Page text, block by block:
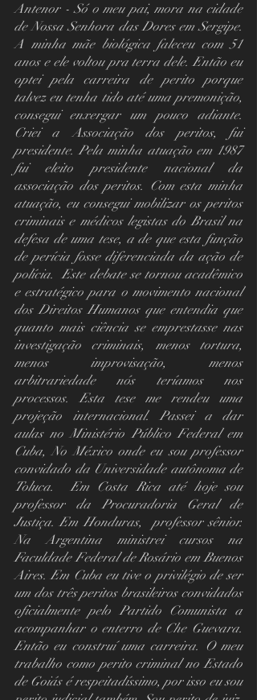
Antenor - Só o meu pai, mora na cidade
de Nossa Senhora das Dores em Sergipe.
A minha mãe biológica faleceu com 51
anos e ele voltou pra terra dele. Então eu
optei pela carreira de perito porque
talvez eu tenha tido até uma premonição,
consegui enxergar um pouco adiante.
Criei a Associação dos peritos, fui
presidente. Pela minha atuação em 1987
fui eleito presidente nacional da
associação dos peritos. Com esta minha
atuação, eu consegui mobilizar os peritos
criminais e médicos legistas do Brasil na
defesa de uma tese, a de que esta função
de perícia fosse diferenciada da ação de
polícia.  Este debate se tornou acadêmico
e estratégico para o movimento nacional
dos Direitos Humanos que entendia que
quanto mais ciência se emprestasse nas
investigação criminais, menos tortura,
menos improvisação, menos
arbitrariedade nós teríamos nos
processos. Esta tese me rendeu uma
projeção internacional. Passei a dar
aulas no Ministério Público Federal em
Cuba, No México onde eu sou professor
convidado da Universidade autônoma de
Toluca.  Em Costa Rica até hoje sou
professor da Procuradoria Geral de
Justiça. Em Honduras,  professor sênior.
Na Argentina ministrei cursos na
Faculdade Federal de Rosário em Buenos
Aires. Em Cuba eu tive o privilégio de ser
um dos três peritos brasileiros convidados
oficialmente pelo Partido Comunista a
acompanhar o enterro de Che Guevara.
Então eu construí uma carreira. O meu
trabalho como perito criminal no Estado
de Goiás é respeitadíssimo, por isso eu sou